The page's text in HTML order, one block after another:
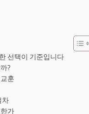
선택이 기준입니다
?
훈
차
가